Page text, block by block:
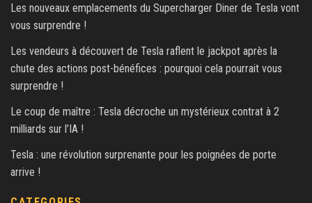
Les nouveaux emplacements du Supercharger Diner de Tesla vont
vous surprendre !
Les vendeurs à découvert de Tesla raflent le jackpot après la
chute des actions post-bénéfices : pourquoi cela pourrait vous
surprendre !
Le coup de maître : Tesla décroche un mystérieux contrat à 2
milliards sur l’IA !
Tesla : une révolution surprenante pour les poignées de porte
arrive !